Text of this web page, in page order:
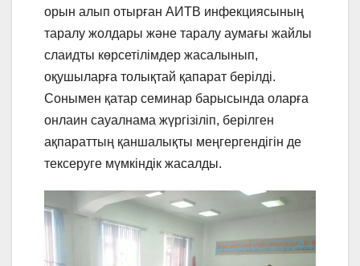
орын алып отырған АИТВ инфекциясының
таралу жолдары және таралу аумағы жайлы
слаидты көрсетілімдер жасалынып,
оқушыларға толықтай қапарат берілді.
Сонымен қатар семинар барысында оларға
онлаин сауалнама жүргізіліп, берілген
ақпараттың қаншалықты меңгергендігін де
тексеруге мүмкіндік жасалды.